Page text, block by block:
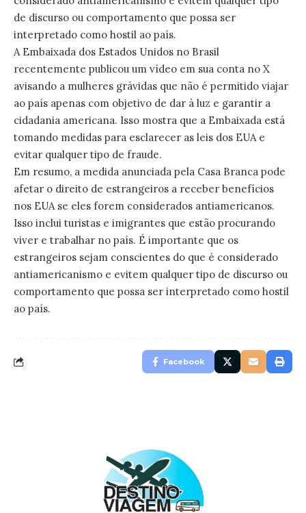
de discurso ou comportamento que possa ser
interpretado como hostil ao país.
A Embaixada dos Estados Unidos no Brasil
recentemente publicou um vídeo em sua conta no X
avisando a mulheres grávidas que não é permitido viajar
ao país apenas com objetivo de dar à luz e garantir a
cidadania americana. Isso mostra que a Embaixada está
tomando medidas para esclarecer as leis dos EUA e
evitar qualquer tipo de fraude.
Em resumo, a medida anunciada pela Casa Branca pode
afetar o direito de estrangeiros a receber benefícios
nos EUA se eles forem considerados antiamericanos.
Isso inclui turistas e imigrantes que estão procurando
viver e trabalhar no país. É importante que os
estrangeiros sejam conscientes do que é considerado
antiamericanismo e evitem qualquer tipo de discurso ou
comportamento que possa ser interpretado como hostil
ao país.
Facebook